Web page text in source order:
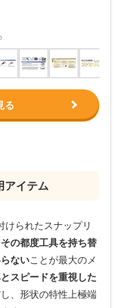
る
アイテム
けられたスナップリ
その都度工具を持ち替
ないことが最大のメ
スピードを重視した
、形状の特性上極端